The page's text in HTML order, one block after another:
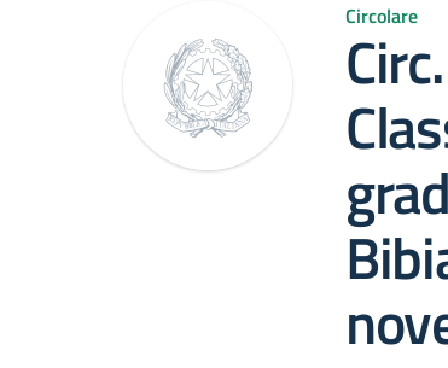
Circolare